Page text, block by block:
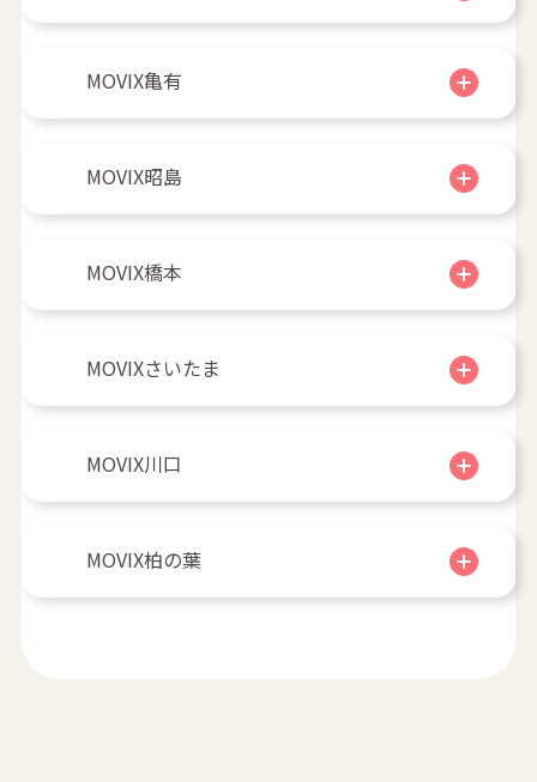
MOVIX亀有
MOVIX昭島
MOVIX橋本
MOVIXさいたま
MOVIX川口
MOVIX柏の葉